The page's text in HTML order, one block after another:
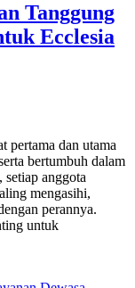
Tanggung
Ecclesia
pertama dan utama
bertumbuh dalam
anggota
mengasihi,
perannya.
untuk